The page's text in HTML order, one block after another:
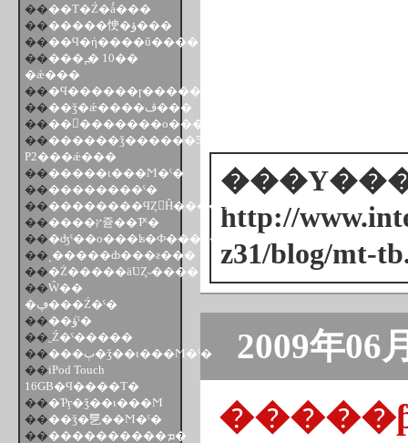
http://
z31/blog/mt-
2009年06
����Τ�Ź�ǻ���
��
�����㤤�ؤ���
����Ϥ�ή����ũ����
�����ͺ߽� 10��
�ǽ���
���Ϥ������ɼ������ʤ�
��
��ǯ�ǽ����ڤ���
����󤯤�������ο������Ȥ���
��������ǯ������52��
P2���ǽ���
�������ι���Ϻ�ˤ�
����������ˤ�
����������ϤȤ󤫤Ĥ����Ϥ�
��
����ץ쥳��Ƥˤ�
���ʤˤ��ο���ʪ�Ф���Υ���ȥ꡼��
�� ˻�����ȸ���ƨ���
���Ż�����äƲȤ˵����
��Ŵ��
�ڥ���Ź�ˤ�
��
��ܿؤˤ�
�� ˿Ź�ˤ�����
��
���ٻ�ǯ��ι���Ϻ�ˤ�
��iPod Touch
16GB�Ϥ����Τ�
���Ƥӻ�ǯ��ι���Ϻ
����ǯ�乬��Ϻ�ˤ�
��
����������ܡ�